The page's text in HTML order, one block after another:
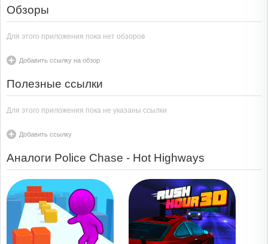
Обзоры
Для этого приложения пока нет обзоров
Добавить ссылку на обзор
Полезные ссылки
Для этого приложения пока не указаны ссылки
Добавить ссылку
Аналоги Police Chase - Hot Highways